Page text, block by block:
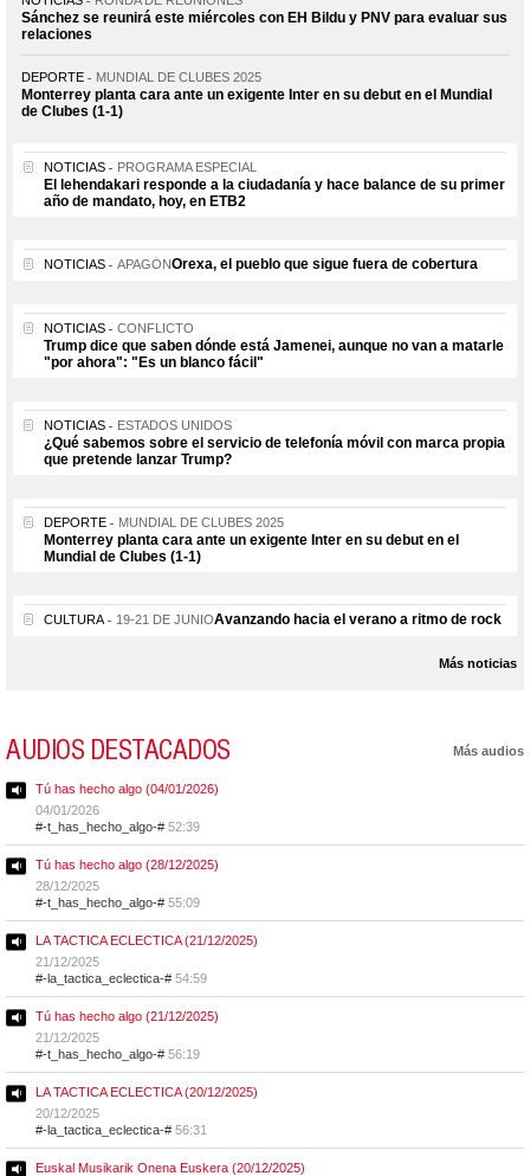
Sánchez se reunirá este miércoles con EH Bildu y PNV para evaluar sus
relaciones
DEPORTE MUNDIAL DE CLUBES 2025
Monterrey planta cara ante un exigente Inter en su debut en el Mundial
de Clubes (1-1)
NOTICIAS PROGRAMA ESPECIAL
El lehendakari responde a la ciudadanía y hace balance de su primer
año de mandato, hoy, en ETB2
NOTICIAS APAGÓNOrexa, el pueblo que sigue fuera de cobertura
NOTICIAS CONFLICTO
Trump dice que saben dónde está Jamenei, aunque no van a matarle
"por ahora": "Es un blanco fácil"
NOTICIAS ESTADOS UNIDOS
¿Qué sabemos sobre el servicio de telefonía móvil con marca propia
que pretende lanzar Trump?
DEPORTE MUNDIAL DE CLUBES 2025
Monterrey planta cara ante un exigente Inter en su debut en el
Mundial de Clubes (1-1)
CULTURA 19-21 DE JUNIOAvanzando hacia el verano a ritmo de rock
Más noticias
AUDIOS DESTACADOS Más audios
Tú has hecho algo (04/01/2026)
04/01/2026
#-t_has_hecho_algo-# 52:39
Tú has hecho algo (28/12/2025)
28/12/2025
#-t_has_hecho_algo-# 55:09
LA TACTICA ECLECTICA (21/12/2025)
21/12/2025
#-la_tactica_eclectica-# 54:59
Tú has hecho algo (21/12/2025)
21/12/2025
#-t_has_hecho_algo-# 56:19
LA TACTICA ECLECTICA (20/12/2025)
20/12/2025
#-la_tactica_eclectica-# 56:31
Euskal Musikarik Onena Euskera (20/12/2025)